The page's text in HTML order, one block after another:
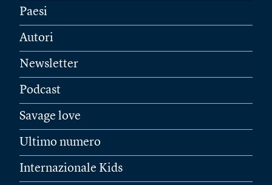
Paesi
Autori
Newsletter
Podcast
Savage love
Ultimo numero
Internazionale Kids